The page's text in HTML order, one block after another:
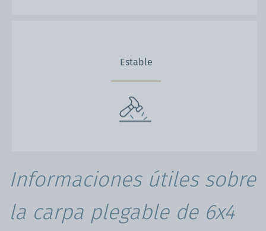
Estable
Informaciones útiles sobre
la carpa plegable de 6x4